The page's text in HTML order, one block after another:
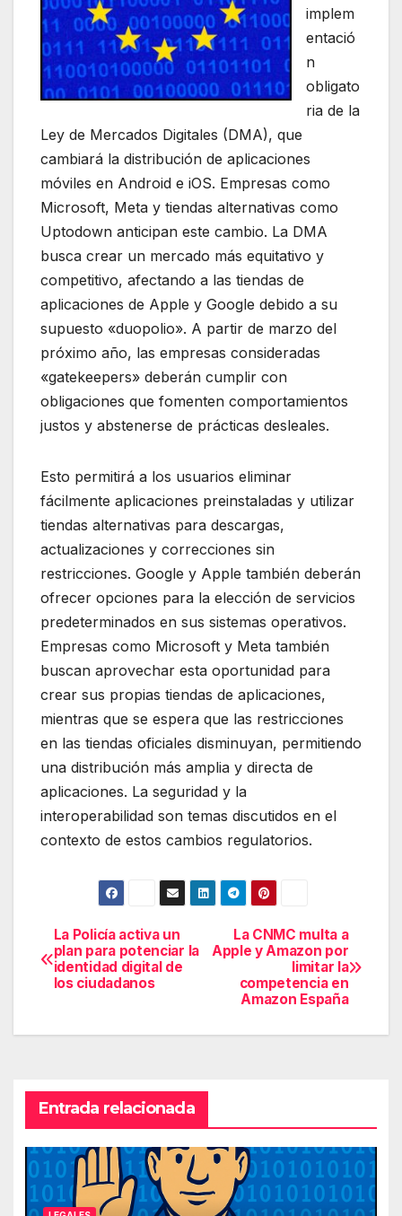
implem
entació
n
obligato
ria de la
Ley de Mercados Digitales (DMA), que
cambiará la distribución de aplicaciones
móviles en Android e iOS. Empresas como
Microsoft, Meta y tiendas alternativas como
Uptodown anticipan este cambio. La DMA
busca crear un mercado más equitativo y
competitivo, afectando a las tiendas de
aplicaciones de Apple y Google debido a su
supuesto «duopolio». A partir de marzo del
próximo año, las empresas consideradas
«gatekeepers» deberán cumplir con
obligaciones que fomenten comportamientos
justos y abstenerse de prácticas desleales.
Esto permitirá a los usuarios eliminar
fácilmente aplicaciones preinstaladas y utilizar
tiendas alternativas para descargas,
actualizaciones y correcciones sin
restricciones. Google y Apple también deberán
ofrecer opciones para la elección de servicios
predeterminados en sus sistemas operativos.
Empresas como Microsoft y Meta también
buscan aprovechar esta oportunidad para
crear sus propias tiendas de aplicaciones,
mientras que se espera que las restricciones
en las tiendas oficiales disminuyan, permitiendo
una distribución más amplia y directa de
aplicaciones. La seguridad y la
interoperabilidad son temas discutidos en el
contexto de estos cambios regulatorios.
Navegación
de
La CNMC multa a
Apple y Amazon por
limitar la
competencia en
Amazon España
La Policía activa un
plan para potenciar la
identidad digital de
los ciudadanos
Entrada relacionada